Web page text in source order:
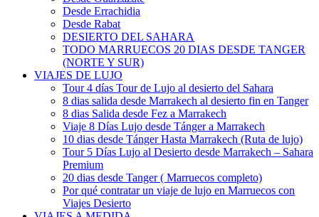
Desde Errachidia
Desde Rabat
DESIERTO DEL SAHARA
TODO MARRUECOS 20 DIAS DESDE TANGER
(NORTE Y SUR)
VIAJES DE LUJO
Tour 4 días Tour de Lujo al desierto del Sahara
8 dias salida desde Marrakech al desierto fin en Tanger
8 dias Salida desde Fez a Marrakech
Viaje 8 Días Lujo desde Tánger a Marrakech
10 dias desde Tánger Hasta Marrakech (Ruta de lujo)
Tour 5 Días Lujo al Desierto desde Marrakech – Sahara
Premium
20 dias desde Tanger ( Marruecos completo)
Por qué contratar un viaje de lujo en Marruecos con
Viajes Desierto